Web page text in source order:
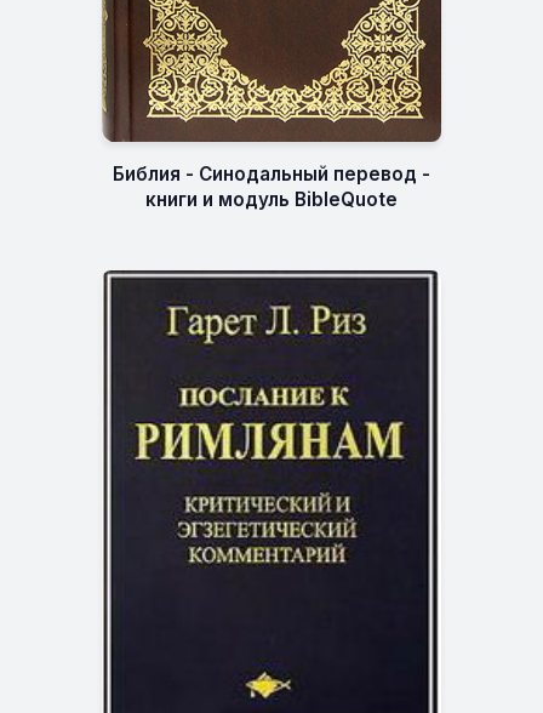
Библия - Синодальный перевод -
книги и модуль BibleQuote